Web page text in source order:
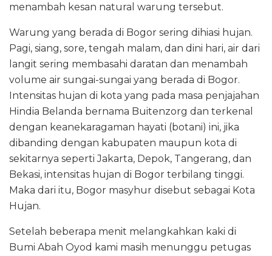
menambah kesan natural warung tersebut.
Warung yang berada di Bogor sering dihiasi hujan.
Pagi, siang, sore, tengah malam, dan dini hari, air dari
langit sering membasahi daratan dan menambah
volume air sungai-sungai yang berada di Bogor.
Intensitas hujan di kota yang pada masa penjajahan
Hindia Belanda bernama Buitenzorg dan terkenal
dengan keanekaragaman hayati (botani) ini, jika
dibanding dengan kabupaten maupun kota di
sekitarnya seperti Jakarta, Depok, Tangerang, dan
Bekasi, intensitas hujan di Bogor terbilang tinggi.
Maka dari itu, Bogor masyhur disebut sebagai Kota
Hujan.
Setelah beberapa menit melangkahkan kaki di
Bumi Abah Oyod kami masih menunggu petugas